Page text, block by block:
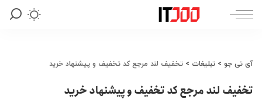
آی تی جو > تبلیغات > تخفیف لند مرجع کد تخفیف و پیشنهاد خرید
تخفیف لند مرجع کد تخفیف و پیشنهاد خرید